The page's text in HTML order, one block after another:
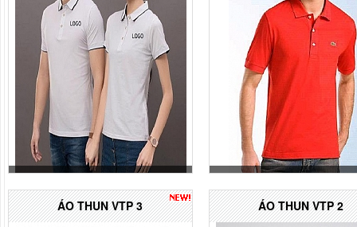
ÁO THUN VTP 3 ÁO THUN VTP 2